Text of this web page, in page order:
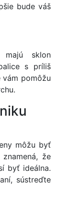
bude váš
majú sklon
s príliš
pomôžu
môžu byť
že
byť ideálna.
sústreďte